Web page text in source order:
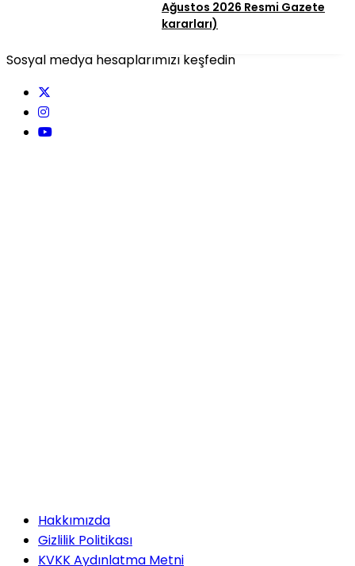
Ağustos 2026 Resmi Gazete
kararları)
Sosyal medya hesaplarımızı keşfedin
Hakkımızda
Gizlilik Politikası
KVKK Aydınlatma Metni